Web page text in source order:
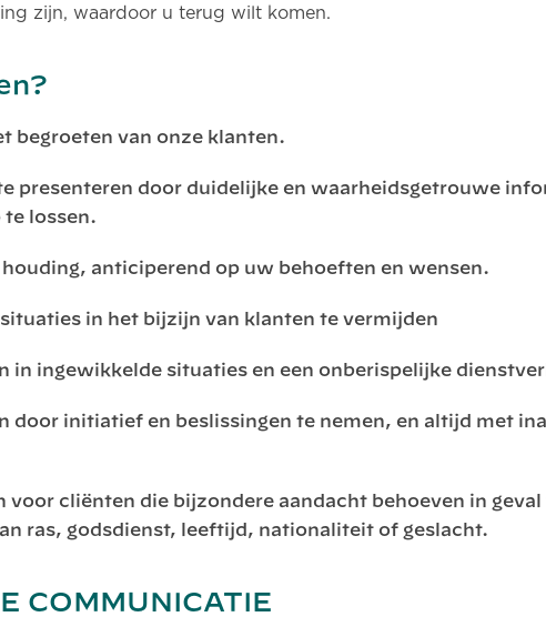
zijn, waardoor u terug wilt komen.
begroeten van onze klanten.
presenteren door duidelijke en waarheidsgetrouwe
te lossen.
anticiperend op uw behoeften en wensen.
in het bijzijn van klanten te vermijden
in ingewikkelde situaties en een onberispelijke
initiatief en beslissingen te nemen, en altijd met
cliënten die bijzondere aandacht behoeven in
ras, godsdienst, leeftijd, nationaliteit of geslacht.
COMMUNICATIE